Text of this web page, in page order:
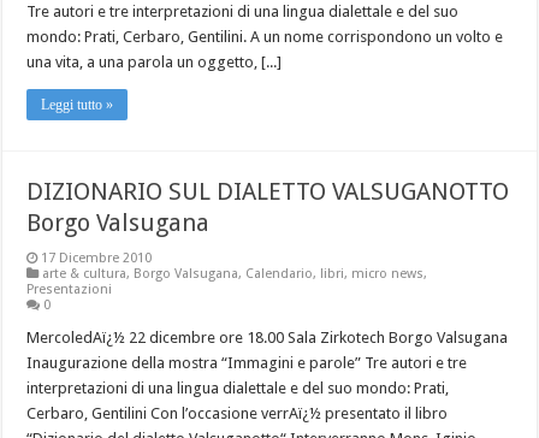
Tre autori e tre interpretazioni di una lingua dialettale e del suo
mondo: Prati, Cerbaro, Gentilini. A un nome corrispondono un volto e
una vita, a una parola un oggetto, [...]
Leggi tutto »
DIZIONARIO SUL DIALETTO VALSUGANOTTO
Borgo Valsugana
17 Dicembre 2010
arte & cultura, Borgo Valsugana, Calendario, libri, micro news,
Presentazioni
0
MercoledAï¿½ 22 dicembre ore 18.00 Sala Zirkotech Borgo Valsugana
Inaugurazione della mostra “Immagini e parole” Tre autori e tre
interpretazioni di una lingua dialettale e del suo mondo: Prati,
Cerbaro, Gentilini Con l’occasione verrAï¿½ presentato il libro